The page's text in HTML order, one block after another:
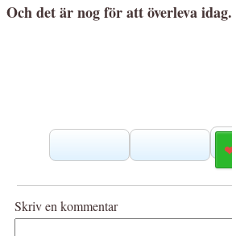
Och det är nog för att överleva idag.
Skriv en kommentar